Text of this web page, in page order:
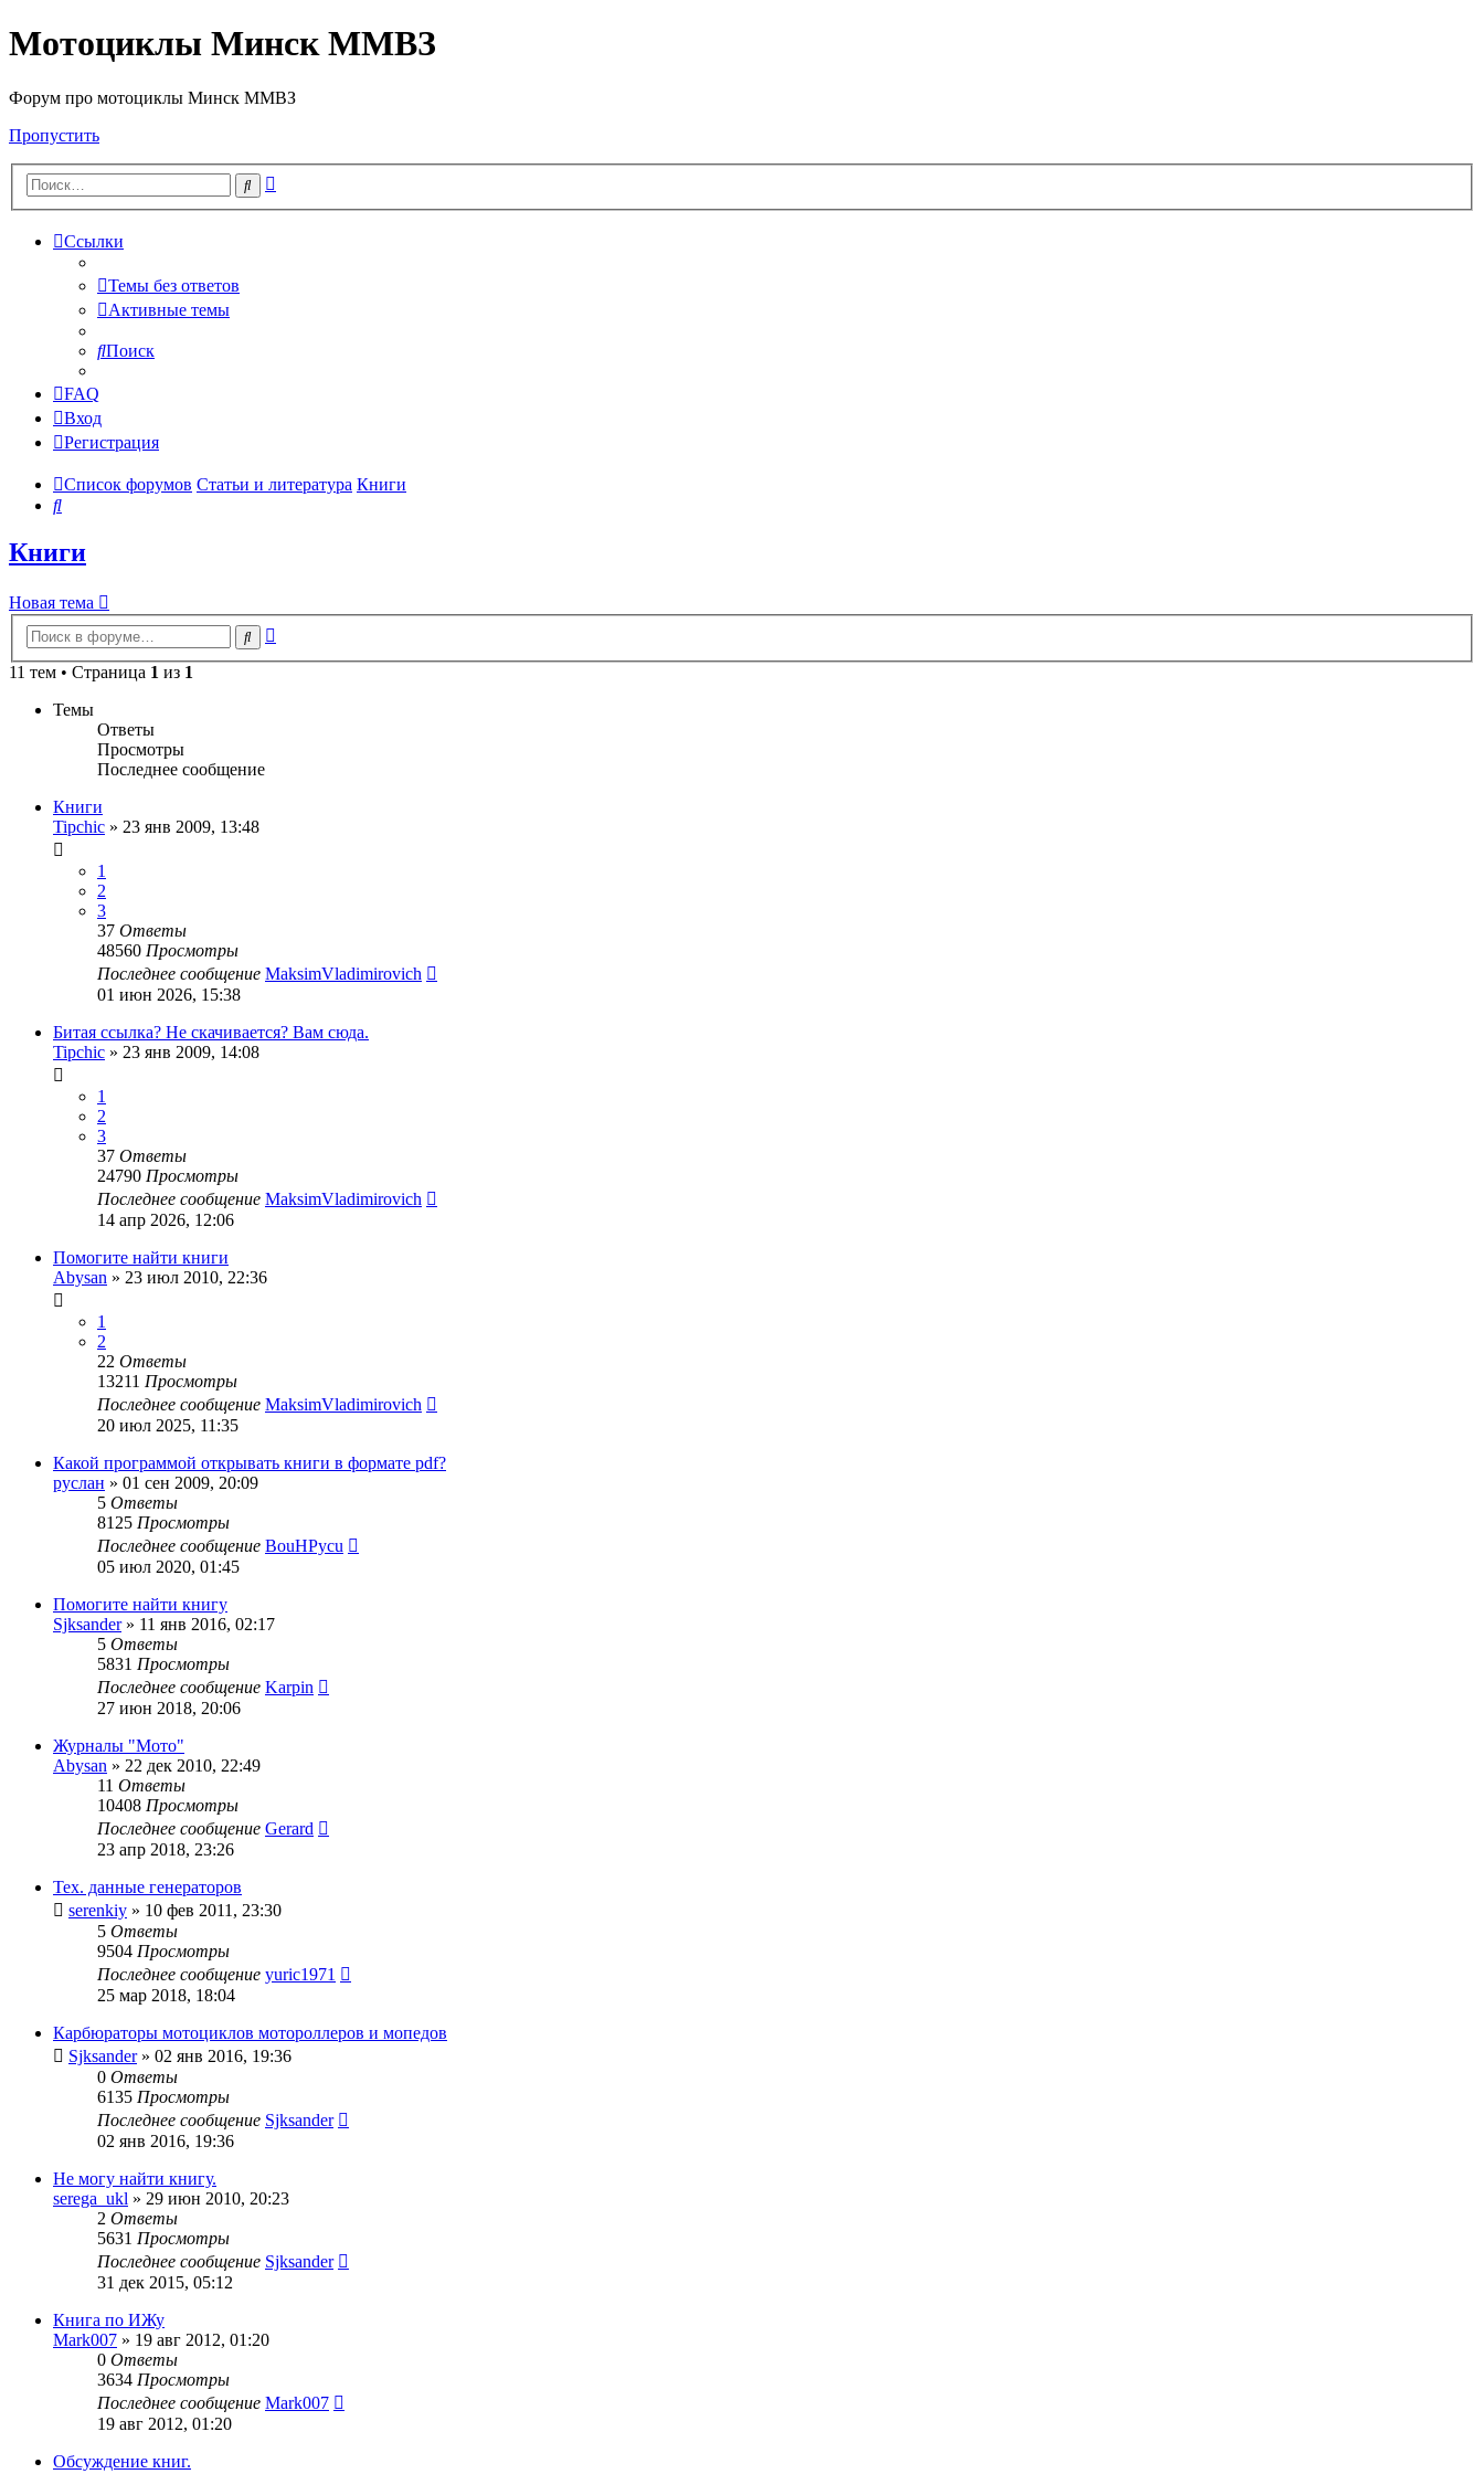
Мотоциклы Минск ММВЗ
Форум про мотоциклы Минск ММВЗ
Пропустить
Поиск
Ссылки
Темы без ответов
Активные темы
Поиск
FAQ
Вход
Регистрация
Список форумов Статьи и литература Книги
Поиск
Книги
Новая тема
Поиск
11 тем • Страница 1 из 1
Темы
Ответы
Просмотры
Последнее сообщение
Книги
Tipchic » 23 янв 2009, 13:48
1
2
3
37 Ответы
48560 Просмотры
Последнее сообщение MaksimVladimirovich
01 июн 2026, 15:38
Битая ссылка? Не скачивается? Вам сюда.
Tipchic » 23 янв 2009, 14:08
1
2
3
37 Ответы
24790 Просмотры
Последнее сообщение MaksimVladimirovich
14 апр 2026, 12:06
Помогите найти книги
Abysan » 23 июл 2010, 22:36
1
2
22 Ответы
13211 Просмотры
Последнее сообщение MaksimVladimirovich
20 июл 2025, 11:35
Какой программой открывать книги в формате pdf?
руслан » 01 сен 2009, 20:09
5 Ответы
8125 Просмотры
Последнее сообщение BouHPycu
05 июл 2020, 01:45
Помогите найти книгу
Sjksander» 11 янв 2016, 02:17
5 Ответы
5831 Просмотры
Последнее сообщение Karpin
27 июн 2018, 20:06
Журналы "Мото"
Abysan » 22 дек 2010, 22:49
11 Ответы
10408 Просмотры
Последнее сообщение Gerard
23 апр 2018, 23:26
Тех. данные генераторов
serenkiy » 10 фев 2011, 23:30
5 Ответы
9504 Просмотры
Последнее сообщение yuric1971
25 мар 2018, 18:04
Карбюраторы мотоциклов мотороллеров и мопедов
Sjksander» 02 янв 2016, 19:36
0 Ответы
6135 Просмотры
Последнее сообщение Sjksander
02 янв 2016, 19:36
Не могу найти книгу.
serega_ukl » 29 июн 2010, 20:23
2 Ответы
5631 Просмотры
Последнее сообщение Sjksander
31 дек 2015, 05:12
Книга по ИЖу
Mark007 » 19 авг 2012, 01:20
0 Ответы
3634 Просмотры
Последнее сообщение Mark007
19 авг 2012, 01:20
Обсуждение книг.